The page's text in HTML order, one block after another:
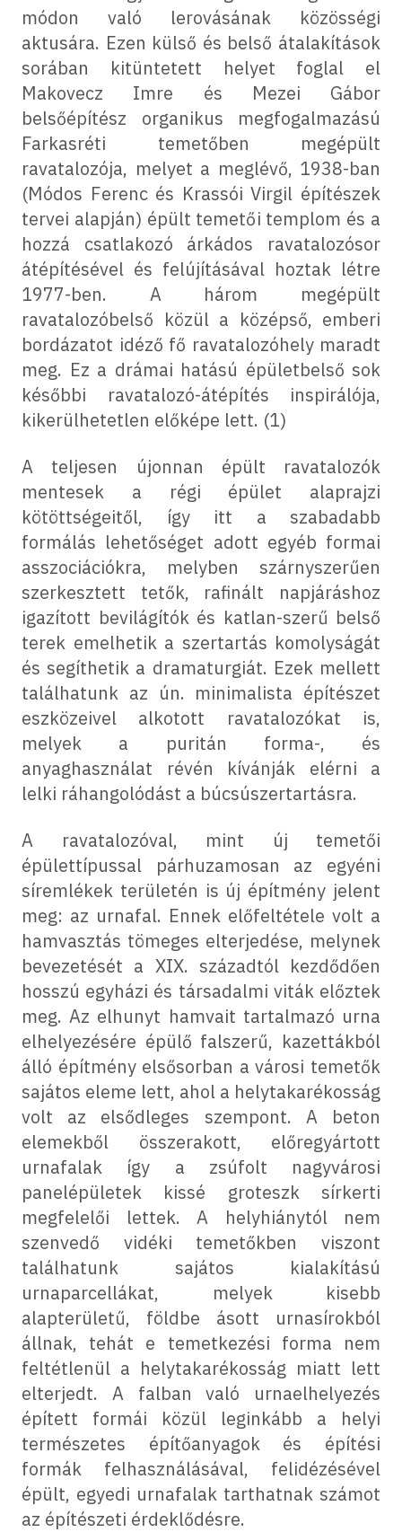
módon való lerovásának közösségi
aktusára. Ezen külső és belső átalakítások
sorában kitüntetett helyet foglal el
Makovecz Imre és Mezei Gábor
belsőépítész organikus megfogalmazású
Farkasréti temetőben megépült
ravatalozója, melyet a meglévő, 1938-ban
(Módos Ferenc és Krassói Virgil építészek
tervei alapján) épült temetői templom és a
hozzá csatlakozó árkádos ravatalozósor
átépítésével és felújításával hoztak létre
1977-ben. A három megépült
ravatalozóbelső közül a középső, emberi
bordázatot idéző fő ravatalozóhely maradt
meg. Ez a drámai hatású épületbelső sok
későbbi ravatalozó-átépítés inspirálója,
kikerülhetetlen előképe lett. (1)
A teljesen újonnan épült ravatalozók
mentesek a régi épület alaprajzi
kötöttségeitől, így itt a szabadabb
formálás lehetőséget adott egyéb formai
asszociációkra, melyben szárnyszerűen
szerkesztett tetők, rafinált napjáráshoz
igazított bevilágítók és katlan-szerű belső
terek emelhetik a szertartás komolyságát
és segíthetik a dramaturgiát. Ezek mellett
találhatunk az ún. minimalista építészet
eszközeivel alkotott ravatalozókat is,
melyek a puritán forma-, és
anyaghasználat révén kívánják elérni a
lelki ráhangolódást a búcsúszertartásra.
A ravatalozóval, mint új temetői
épülettípussal párhuzamosan az egyéni
síremlékek területén is új építmény jelent
meg: az urnafal. Ennek előfeltétele volt a
hamvasztás tömeges elterjedése, melynek
bevezetését a XIX. századtól kezdődően
hosszú egyházi és társadalmi viták előztek
meg. Az elhunyt hamvait tartalmazó urna
elhelyezésére épülő falszerű, kazettákból
álló építmény elsősorban a városi temetők
sajátos eleme lett, ahol a helytakarékosság
volt az elsődleges szempont. A beton
elemekből összerakott, előregyártott
urnafalak így a zsúfolt nagyvárosi
panelépületek kissé groteszk sírkerti
megfelelői lettek. A helyhiánytól nem
szenvedő vidéki temetőkben viszont
találhatunk sajátos kialakítású
urnaparcellákat, melyek kisebb
alapterületű, földbe ásott urnasírokból
állnak, tehát e temetkezési forma nem
feltétlenül a helytakarékosság miatt lett
elterjedt. A falban való urnaelhelyezés
épített formái közül leginkább a helyi
természetes építőanyagok és építési
formák felhasználásával, felidézésével
épült, egyedi urnafalak tarthatnak számot
az építészeti érdeklődésre.